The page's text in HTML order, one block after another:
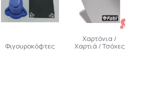
Φιγουροκόφτες
Χαρτόνια /
Χαρτιά / Τσόχες